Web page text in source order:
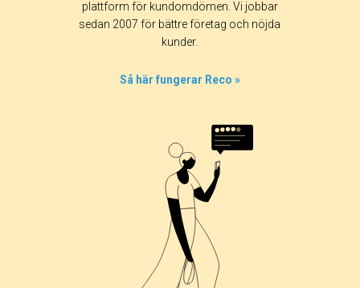
plattform för kundomdömen. Vi jobbar
sedan 2007 för bättre företag och nöjda
kunder.
Så här fungerar Reco »